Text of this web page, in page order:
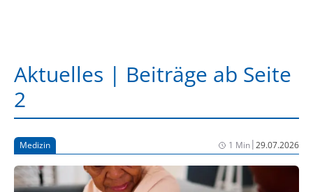
Aktuelles | Beiträge ab Seite
2
Medizin 1 Min|29.07.2026